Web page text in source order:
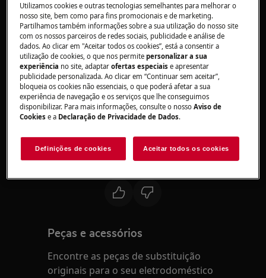
Resolução
1. Contacte um centro de assistência
autorizado.
A mensagem de erro F3, F4 ou F5 no visor indica
um problema com um sensor de temperatura
defeituoso.
Recomendamos que solicite a visita de um
técnico de assistência técnica.
Peças e acessórios
Encontre as peças de substituição
originais para o seu eletrodoméstico
Utilizamos cookies e outras tecnologias semelhantes para melhorar o
nosso site, bem como para fins promocionais e de marketing.
Partilhamos também informações sobre a sua utilização do nosso site
com os nossos parceiros de redes sociais, publicidade e análise de
dados. Ao clicar em "Aceitar todos os cookies”, está a consentir a
utilização de cookies, o que nos permitepersonalizar a sua
experiência no site, adaptarofertas especiaise apresentar
publicidade personalizada. Ao clicar em “Continuar sem aceitar”,
bloqueia os cookies não essenciais, o que poderá afetar a sua
experiência de navegação e os serviços que lhe conseguimos
disponibilizar. Para mais informações, consulte o nossoAviso de
Cookies e a Declaração de Privacidade de Dados.
Definições de cookies Aceitar todos os cookies